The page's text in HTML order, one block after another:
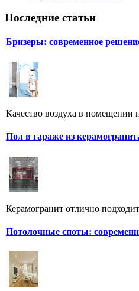
Последние статьи
Бризеры: современное
Качество воздуха в помещении
Пол в гараже из
Керамогранит отлично
Потолочные споты: